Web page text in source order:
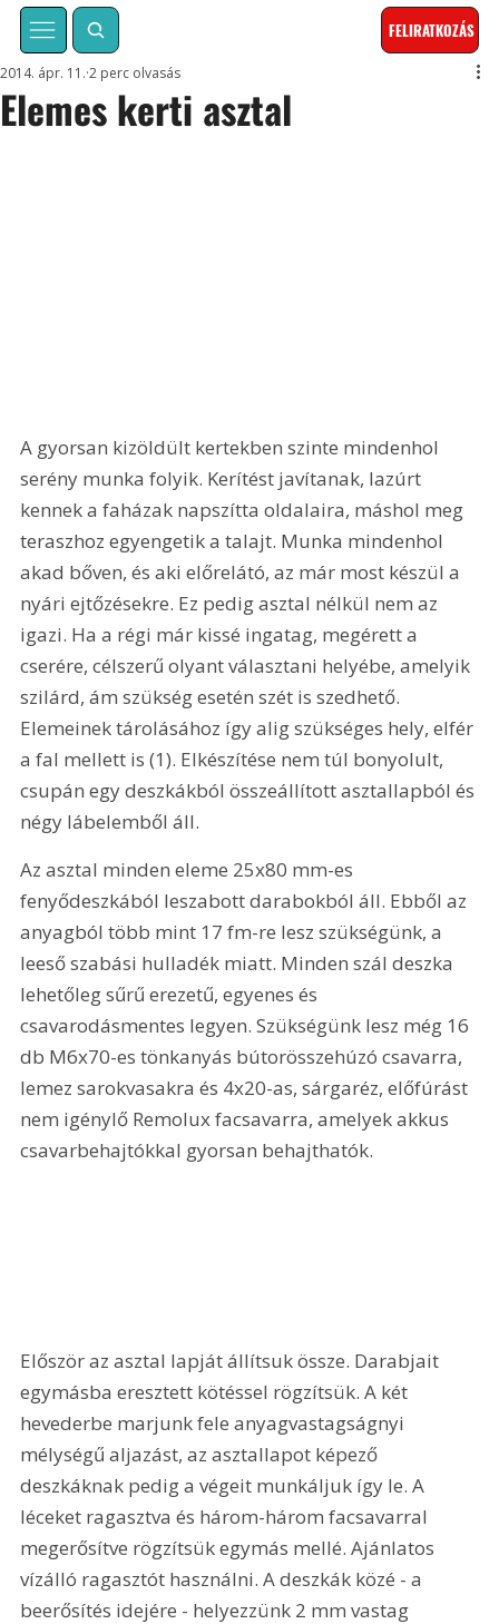
FELIRATKOZÁS
Elemes kerti asztal
2014. ápr. 11. 2 perc olvasás
A gyorsan kizöldült kertekben szinte mindenhol
serény munka folyik. Kerítést javítanak, lazúrt
kennek a faházak napszítta oldalaira, máshol meg
teraszhoz egyengetik a talajt. Munka mindenhol
akad bőven, és aki előrelátó, az már most készül a
nyári ejtőzésekre. Ez pedig asztal nélkül nem az
igazi. Ha a régi már kissé ingatag, megérett a
cserére, célszerű olyant választani helyébe, amelyik
szilárd, ám szükség esetén szét is szedhető.
Elemeinek tárolásához így alig szükséges hely, elfér
a fal mellett is (1). Elkészítése nem túl bonyolult,
csupán egy deszkákból összeállított asztallapból és
négy lábelemből áll.
Az asztal minden eleme 25x80 mm-es
fenyődeszkából leszabott darabokból áll. Ebből az
anyagból több mint 17 fm-re lesz szükségünk, a
leeső szabási hulladék miatt. Minden szál deszka
lehetőleg sűrű erezetű, egyenes és
csavarodásmentes legyen. Szükségünk lesz még 16
db M6x70-es tönkanyás bútorösszehúzó csavarra,
lemez sarokvasakra és 4x20-as, sárgaréz, előfúrást
nem igénylő Remolux facsavarra, amelyek akkus
csavarbehajtókkal gyorsan behajthatók.
Először az asztal lapját állítsuk össze. Darabjait
egymásba eresztett kötéssel rögzítsük. A két
hevederbe marjunk fele anyagvastagságnyi
mélységű aljazást, az asztallapot képező
deszkáknak pedig a végeit munkáljuk így le. A
léceket ragasztva és három-három facsavarral
megerősítve rögzítsük egymás mellé. Ajánlatos
vízálló ragasztót használni. A deszkák közé - a
beerősítés idejére - helyezzünk 2 mm vastag